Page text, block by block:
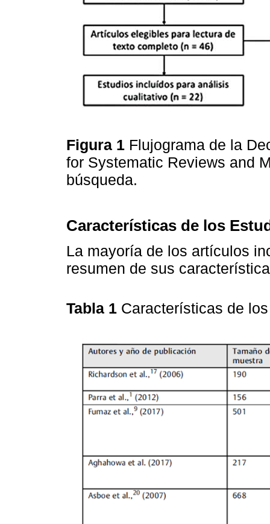
Figura 1 Flujograma de la
for Systematic Reviews and
búsqueda.
Características de los
La mayoría de los artículos
resumen de sus
Tabla 1 Características de